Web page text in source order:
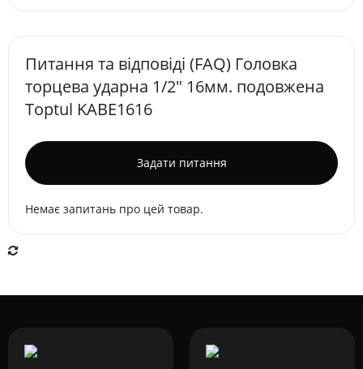
Питання та відповіді (FAQ) Головка
торцева ударна 1/2" 16мм. подовжена
Toptul KABE1616
Задати питання
Немає запитань про цей товар.